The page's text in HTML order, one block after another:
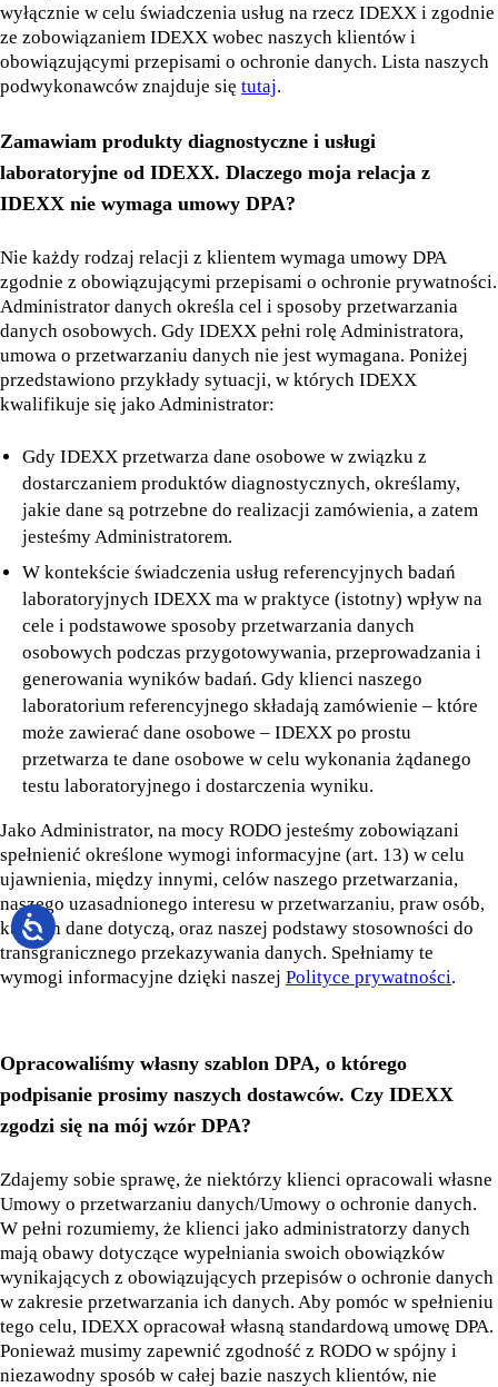
wyłącznie w celu świadczenia usług na rzecz IDEXX i zgodnie
ze zobowiązaniem IDEXX wobec naszych klientów i
obowiązującymi przepisami o ochronie danych. Lista naszych
podwykonawców znajduje się tutaj.
Zamawiam produkty diagnostyczne i usługi
laboratoryjne od IDEXX. Dlaczego moja relacja z
IDEXX nie wymaga umowy DPA?
Nie każdy rodzaj relacji z klientem wymaga umowy DPA
zgodnie z obowiązującymi przepisami o ochronie prywatności.
Administrator danych określa cel i sposoby przetwarzania
danych osobowych. Gdy IDEXX pełni rolę Administratora,
umowa o przetwarzaniu danych nie jest wymagana. Poniżej
przedstawiono przykłady sytuacji, w których IDEXX
kwalifikuje się jako Administrator:
Gdy IDEXX przetwarza dane osobowe w związku z
dostarczaniem produktów diagnostycznych, określamy,
jakie dane są potrzebne do realizacji zamówienia, a zatem
jesteśmy Administratorem.
W kontekście świadczenia usług referencyjnych badań
laboratoryjnych IDEXX ma w praktyce (istotny) wpływ na
cele i podstawowe sposoby przetwarzania danych
osobowych podczas przygotowywania, przeprowadzania i
generowania wyników badań. Gdy klienci naszego
laboratorium referencyjnego składają zamówienie – które
może zawierać dane osobowe – IDEXX po prostu
przetwarza te dane osobowe w celu wykonania żądanego
testu laboratoryjnego i dostarczenia wyniku.
Jako Administrator, na mocy RODO jesteśmy zobowiązani
spełnienić określone wymogi informacyjne (art. 13) w celu
ujawnienia, między innymi, celów naszego przetwarzania,
naszego uzasadnionego interesu w przetwarzaniu, praw osób,
których dane dotyczą, oraz naszej podstawy stosowności do
transgranicznego przekazywania danych. Spełniamy te
wymogi informacyjne dzięki naszej Polityce prywatności.
Opracowaliśmy własny szablon DPA, o którego
podpisanie prosimy naszych dostawców. Czy IDEXX
zgodzi się na mój wzór DPA?
Zdajemy sobie sprawę, że niektórzy klienci opracowali własne
Umowy o przetwarzaniu danych/Umowy o ochronie danych.
W pełni rozumiemy, że klienci jako administratorzy danych
mają obawy dotyczące wypełniania swoich obowiązków
wynikających z obowiązujących przepisów o ochronie danych
w zakresie przetwarzania ich danych. Aby pomóc w spełnieniu
tego celu, IDEXX opracował własną standardową umowę DPA.
Ponieważ musimy zapewnić zgodność z RODO w spójny i
niezawodny sposób w całej bazie naszych klientów, nie